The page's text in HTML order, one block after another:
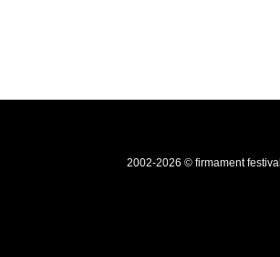
2002-2026 © firmament festival